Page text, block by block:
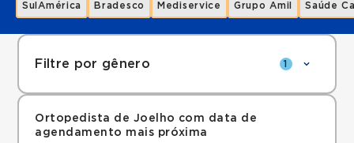
SulAmérica Bradesco Mediservice Grupo Amil Saúde
Filtre por gênero 1
Ortopedista de Joelho com data de
agendamento mais próxima